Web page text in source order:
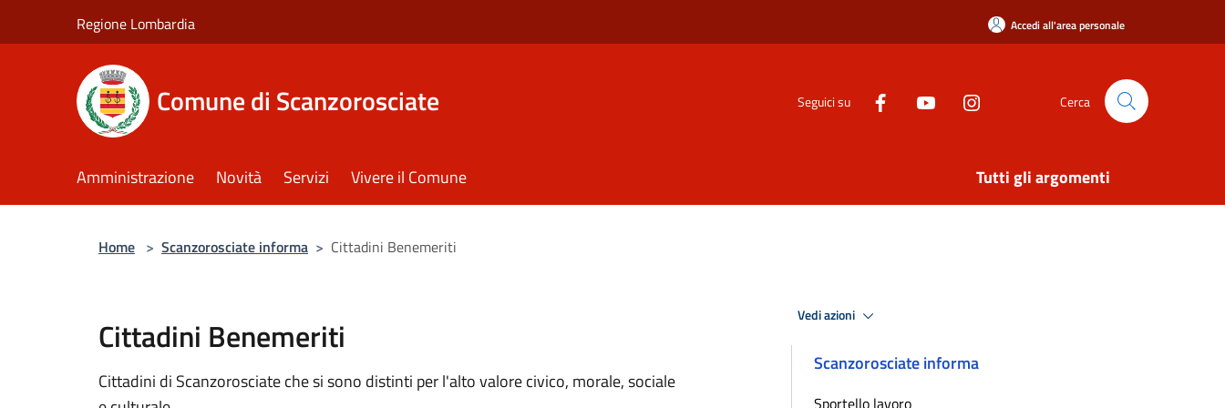
Regione Lombardia Accedi all'area personale
Comune di Scanzorosciate Seguici su Cerca
Amministrazione Novità Servizi Vivere il Comune Tutti gli argomenti
Home > Scanzorosciate informa > Cittadini Benemeriti
Cittadini Benemeriti
Cittadini di Scanzorosciate che si sono distinti per l'alto valore civico, morale, sociale
Vedi azioni
Scanzorosciate informa
Sportello lavoro